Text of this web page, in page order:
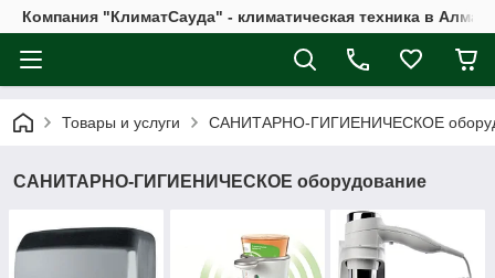
Компания "КлиматСауда" - климатическая техника в
Товары и услуги САНИТАРНО-ГИГИЕНИЧЕСКОЕ
САНИТАРНО-ГИГИЕНИЧЕСКОЕ оборудование